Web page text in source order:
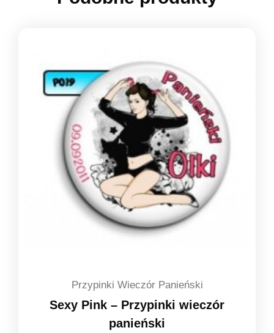
Przypinki Wieczór Panieński
Sexy Pink – Przypinki wieczór
panieński